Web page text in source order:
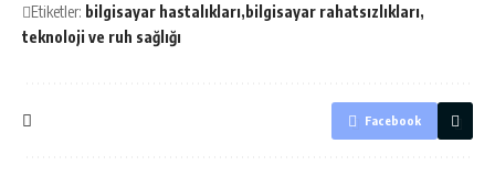
Etiketler: bilgisayar hastalıkları bilgisayar rahatsızlıkları
teknoloji ve ruh sağlığı
Facebook